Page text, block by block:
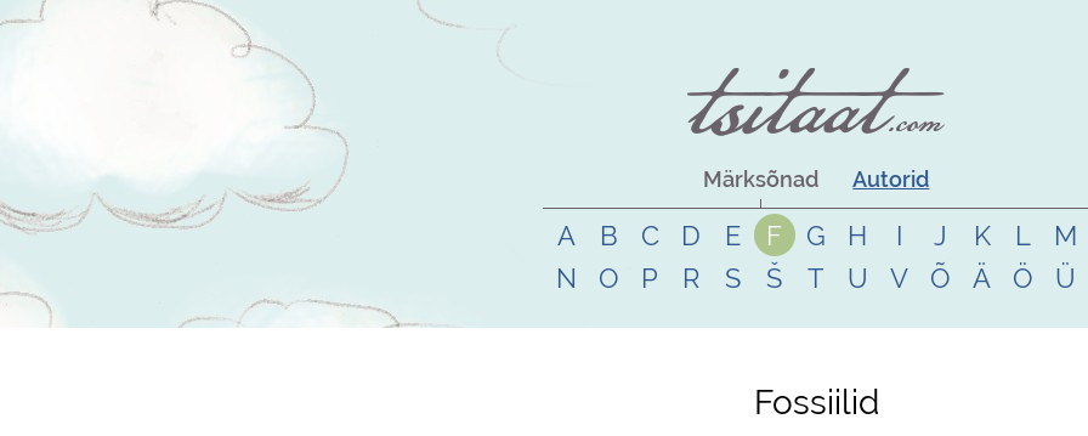
Märksõnad Autorid
A B C D E F G H I J K L
M
N
O P R S Š T U V Õ Ä Ö Ü
Fossiilid